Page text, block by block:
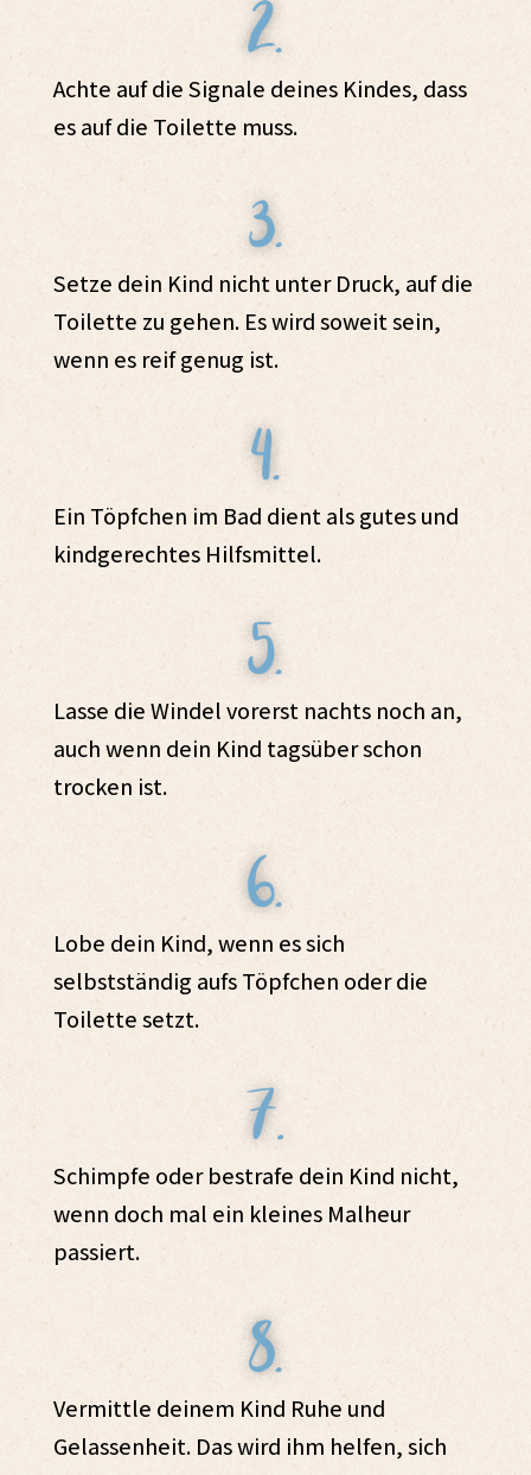
Achte auf die Signale deines Kindes, dass
es auf die Toilette muss.
Setze dein Kind nicht unter Druck, auf die
Toilette zu gehen. Es wird soweit sein,
wenn es reif genug ist.
Ein Töpfchen im Bad dient als gutes und
kindgerechtes Hilfsmittel.
Lasse die Windel vorerst nachts noch an,
auch wenn dein Kind tagsüber schon
trocken ist.
Lobe dein Kind, wenn es sich
selbstständig aufs Töpfchen oder die
Toilette setzt.
Schimpfe oder bestrafe dein Kind nicht,
wenn doch mal ein kleines Malheur
passiert.
Vermittle deinem Kind Ruhe und
Gelassenheit. Das wird ihm helfen, sich